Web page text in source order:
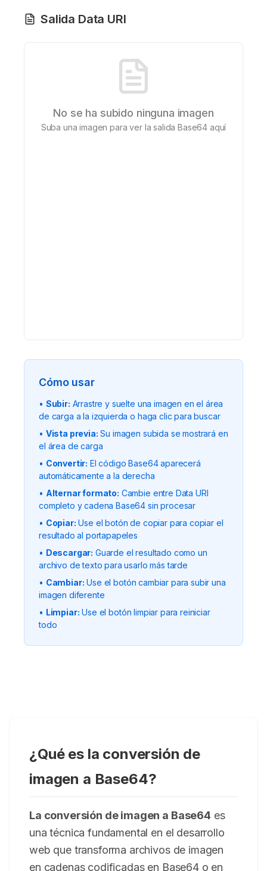
Salida Data URI
No se ha subido ninguna imagen
Suba una imagen para ver la salida Base64 aquí
Cómo usar
• Subir: Arrastre y suelte una imagen en el área
de carga a la izquierda o haga clic para buscar
• Vista previa: Su imagen subida se mostrará en
el área de carga
• Convertir: El código Base64 aparecerá
automáticamente a la derecha
• Alternar formato: Cambie entre Data URI
completo y cadena Base64 sin procesar
• Copiar: Use el botón de copiar para copiar el
resultado al portapapeles
• Descargar: Guarde el resultado como un
archivo de texto para usarlo más tarde
• Cambiar: Use el botón cambiar para subir una
imagen diferente
• Limpiar: Use el botón limpiar para reiniciar
todo
¿Qué es la conversión de
imagen a Base64?
La conversión de imagen a Base64 es
una técnica fundamental en el desarrollo
web que transforma archivos de imagen
en cadenas codificadas en Base64 o en